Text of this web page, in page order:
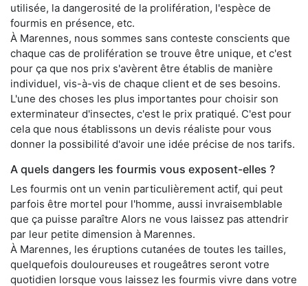
utilisée, la dangerosité de la prolifération, l'espèce de
fourmis en présence, etc.
À Marennes, nous sommes sans conteste conscients que
chaque cas de prolifération se trouve être unique, et c'est
pour ça que nos prix s'avèrent être établis de manière
individuel, vis-à-vis de chaque client et de ses besoins.
L'une des choses les plus importantes pour choisir son
exterminateur d'insectes, c'est le prix pratiqué. C'est pour
cela que nous établissons un devis réaliste pour vous
donner la possibilité d'avoir une idée précise de nos tarifs.
A quels dangers les fourmis vous exposent-elles ?
Les fourmis ont un venin particulièrement actif, qui peut
parfois être mortel pour l'homme, aussi invraisemblable
que ça puisse paraître Alors ne vous laissez pas attendrir
par leur petite dimension à Marennes.
À Marennes, les éruptions cutanées de toutes les tailles,
quelquefois douloureuses et rougeâtres seront votre
quotidien lorsque vous laissez les fourmis vivre dans votre